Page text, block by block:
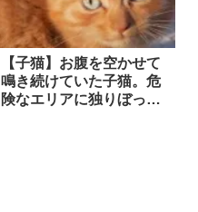
【子猫】お腹を空かせて
鳴き続けていた子猫。危
険なエリアに独りぼっち